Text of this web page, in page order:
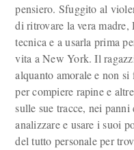
pensiero. Sfuggito al
di ritrovare la vera
tecnica e a usarla prima
vita a New York. Il
alquanto amorale e non
per compiere rapine e
sulle sue tracce, nei
analizzare e usare i suoi
del tutto personale per